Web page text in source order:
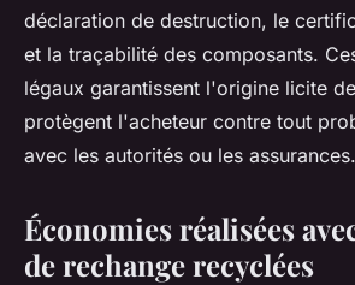
déclaration de destruction, le
et la traçabilité des composants.
légaux garantissent l'origine licite
protègent l'acheteur contre tout
avec les autorités ou les assurances.
Économies réalisées
de rechange recyclées